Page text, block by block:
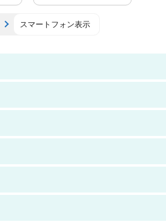
スマートフォン表示